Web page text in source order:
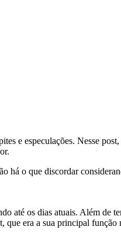
e especulações. Nesse
há o que discordar
até os dias atuais. Além de
era a sua principal